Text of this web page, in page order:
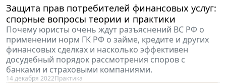
Защита прав потребителей финансовых услуг:
спорные вопросы теории и практики
Почему юристы очень ждут разъяснений ВС РФ о
применении норм ГК РФ о займе, кредите и других
финансовых сделках и насколько эффективен
досудебный порядок рассмотрения споров с
банками и страховыми компаниями.
14 декабря 2022Практика